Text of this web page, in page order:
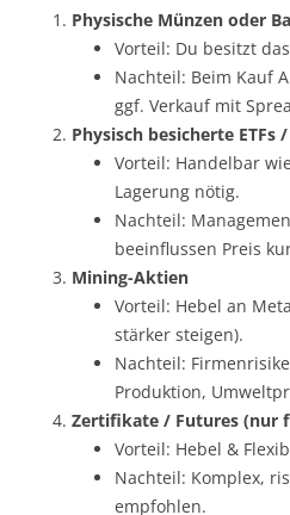
Physische Münzen oder
Vorteil: Du besitzt
Nachteil: Beim Kauf
ggf. Verkauf mit
Physisch besicherte ETFs /
Vorteil: Handelbar
Lagerung nötig.
Nachteil:
beeinflussen Preis
Mining-Aktien
Vorteil: Hebel an
stärker steigen).
Nachteil:
Produktion,
Zertifikate / Futures (nur
Vorteil: Hebel &
Nachteil: Komplex,
empfohlen.